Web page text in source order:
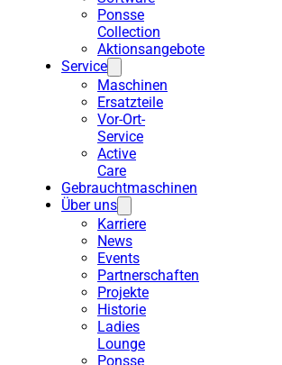
Ponsse
Collection
Aktionsangebote
Service
Maschinen
Ersatzteile
Vor-Ort-
Service
Active
Care
Gebrauchtmaschinen
Über uns
Karriere
News
Events
Partnerschaften
Projekte
Historie
Ladies
Lounge
Ponsse